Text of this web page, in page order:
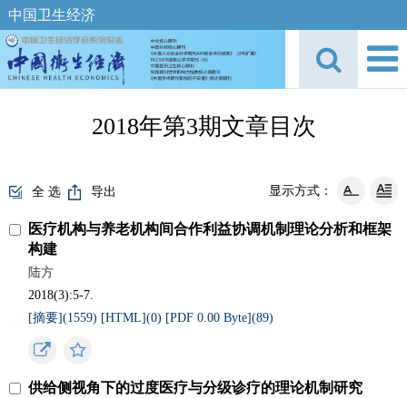
中国卫生经济
2018年第3期文章目次
全 选 导出 显示方式：
医疗机构与养老机构间合作利益协调机制理论分析和框架
构建
陆方
2018(3):5-7.
[摘要](1559) [HTML](0) [PDF 0.00 Byte](89)
供给侧视角下的过度医疗与分级诊疗的理论机制研究